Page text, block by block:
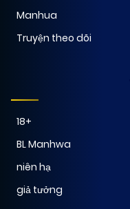
Manhua
Truyện theo dõi
18+
BL Manhwa
niên hạ
giả tưởng